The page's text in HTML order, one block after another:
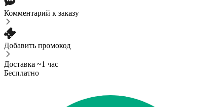
Комментарий к заказу
Добавить промокод
Доставка ~1 час
Бесплатно